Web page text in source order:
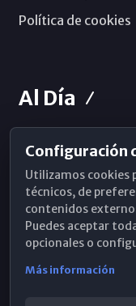
Política de cookies
Al Día
Horarios de Misa
Hemeroteca
WhatsApp
Configuración
Utilizamos cookies
técnicos, de
contenidos
Puedes aceptar
opcionales o
Más información